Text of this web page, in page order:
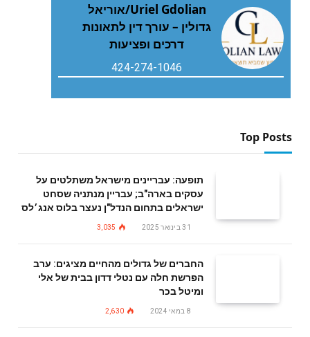
Uriel Gdolian/אוריאל
גדולין – עורך דין לתאונות
דרכים ופציעות
424-274-1046
Top Posts
תופעה: עבריינים מישראל משתלטים על
עסקים בארה"ב; עבריין מנתניה שסחט
ישראלים בתחום הנדל"ן נעצר בלוס אנג׳לס
31 בינואר 2025 3,035
החברים של גדולים מהחיים מציגים: ערב
הפרשת חלה עם נטלי דדון בבית של אלי
ומיטל בכר
8 במאי 2024 2,630